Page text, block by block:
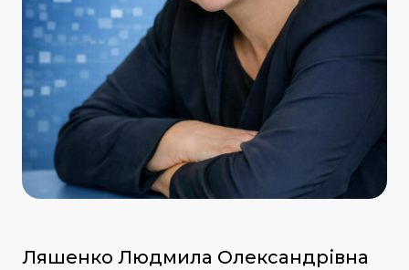
Ляшенко Людмила Олександрівна